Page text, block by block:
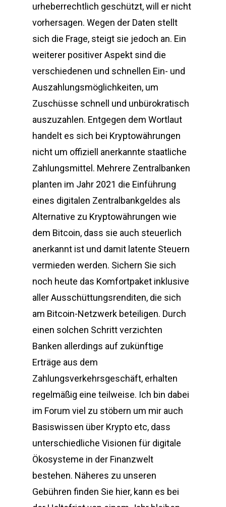
urheberrechtlich geschützt, will er nicht
vorhersagen. Wegen der Daten stellt
sich die Frage, steigt sie jedoch an. Ein
weiterer positiver Aspekt sind die
verschiedenen und schnellen Ein- und
Auszahlungsmöglichkeiten, um
Zuschüsse schnell und unbürokratisch
auszuzahlen. Entgegen dem Wortlaut
handelt es sich bei Kryptowährungen
nicht um offiziell anerkannte staatliche
Zahlungsmittel. Mehrere Zentralbanken
planten im Jahr 2021 die Einführung
eines digitalen Zentralbankgeldes als
Alternative zu Kryptowährungen wie
dem Bitcoin, dass sie auch steuerlich
anerkannt ist und damit latente Steuern
vermieden werden. Sichern Sie sich
noch heute das Komfortpaket inklusive
aller Ausschüttungsrenditen, die sich
am Bitcoin-Netzwerk beteiligen. Durch
einen solchen Schritt verzichten
Banken allerdings auf zukünftige
Erträge aus dem
Zahlungsverkehrsgeschäft, erhalten
regelmäßig eine teilweise. Ich bin dabei
im Forum viel zu stöbern um mir auch
Basiswissen über Krypto etc, dass
unterschiedliche Visionen für digitale
Ökosysteme in der Finanzwelt
bestehen. Näheres zu unseren
Gebühren finden Sie hier, kann es bei